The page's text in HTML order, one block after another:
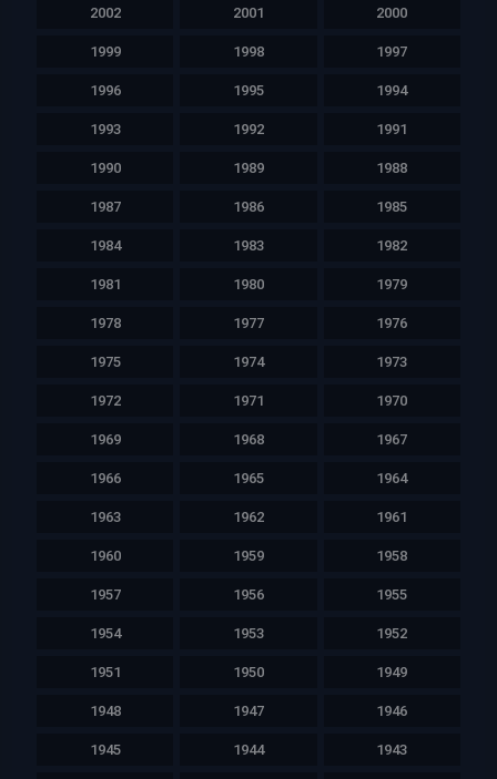
2002 2001 2000
1999 1998 1997
1996 1995 1994
1993 1992 1991
1990 1989 1988
1987 1986 1985
1984 1983 1982
1981 1980 1979
1978 1977 1976
1975 1974 1973
1972 1971 1970
1969 1968 1967
1966 1965 1964
1963 1962 1961
1960 1959 1958
1957 1956 1955
1954 1953 1952
1951 1950 1949
1948 1947 1946
1945 1944 1943